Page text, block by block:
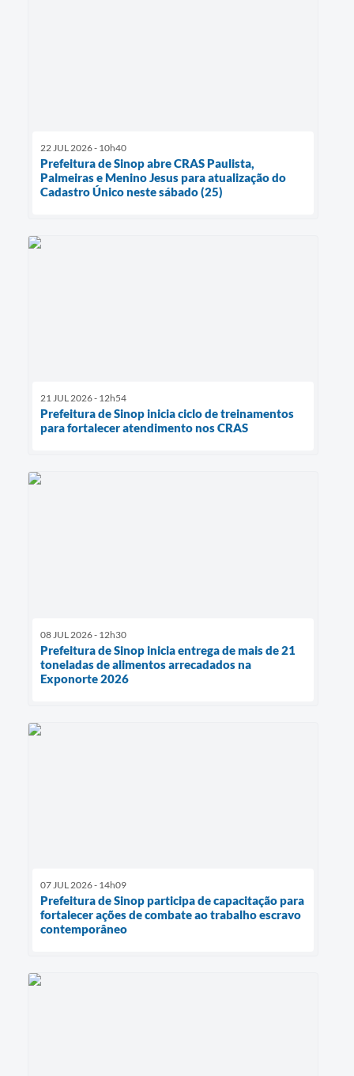
22 JUL 2026 - 10h40
Prefeitura de Sinop abre CRAS Paulista,
Palmeiras e Menino Jesus para atualização do
Cadastro Único neste sábado (25)
21 JUL 2026 - 12h54
Prefeitura de Sinop inicia ciclo de treinamentos
para fortalecer atendimento nos CRAS
08 JUL 2026 - 12h30
Prefeitura de Sinop inicia entrega de mais de 21
toneladas de alimentos arrecadados na
Exponorte 2026
07 JUL 2026 - 14h09
Prefeitura de Sinop participa de capacitação para
fortalecer ações de combate ao trabalho escravo
contemporâneo